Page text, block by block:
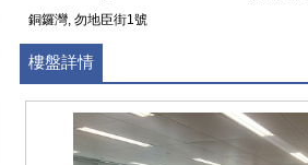
銅鑼灣, 勿地臣街1號
樓盤詳情